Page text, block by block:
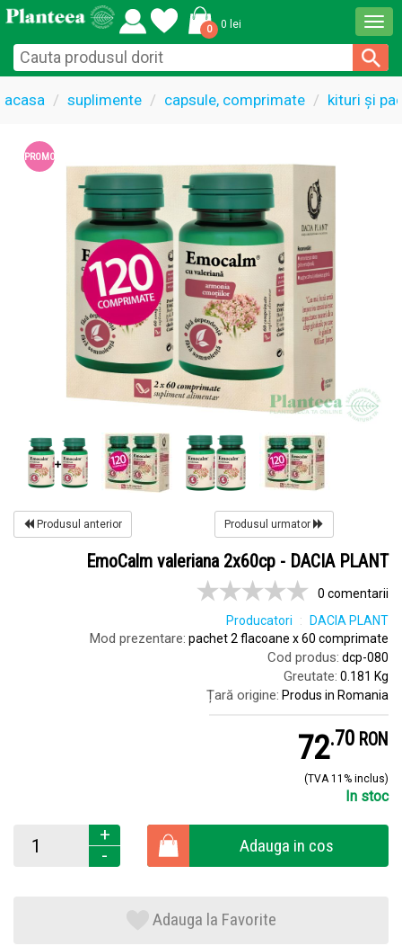
0 0 lei
acasa suplimente capsule, comprimate kituri și
PROMO
Produsul anterior Produsul urmator
EmoCalm valeriana 2x60cp - DACIA PLANT
0 comentarii
Producatori
DACIA PLANT
Mod prezentare: pachet 2 flacoane x 60 comprimate
Cod produs: dcp-080
Greutate: 0.181 Kg
Țară origine: Produs in Romania
72.7 RON
(TVA 11% inclus)
In stoc
+
-
Adauga in cos
Adauga la Favorite